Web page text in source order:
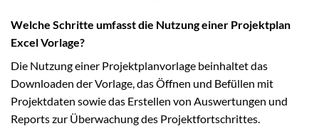
Welche Schritte umfasst die Nutzung einer Projektplan
Excel Vorlage?
Die Nutzung einer Projektplanvorlage beinhaltet das
Downloaden der Vorlage, das Öffnen und Befüllen mit
Projektdaten sowie das Erstellen von Auswertungen und
Reports zur Überwachung des Projektfortschrittes.